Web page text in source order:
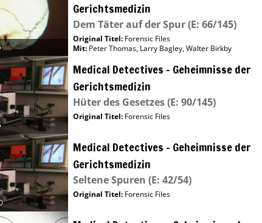
Gerichtsmedizin
Dem Täter auf der Spur(E: 66/145)
Original Titel: Forensic Files
Mit: Peter Thomas, Larry Bagley,Walter Birkby
Medical Detectives – Geheimnisse der
Gerichtsmedizin
Hüter des Gesetzes(E: 90/145)
Original Titel: Forensic Files
Medical Detectives – Geheimnisse der
Gerichtsmedizin
Seltene Spuren (E: 42/54)
Original Titel: Forensic Files